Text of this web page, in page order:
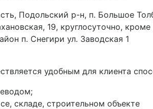
Подольский р-н, п. Большое
19, круглосуточно,
п. Снегири ул. Заводская 1
удобным для клиента
складе, строительном объекте